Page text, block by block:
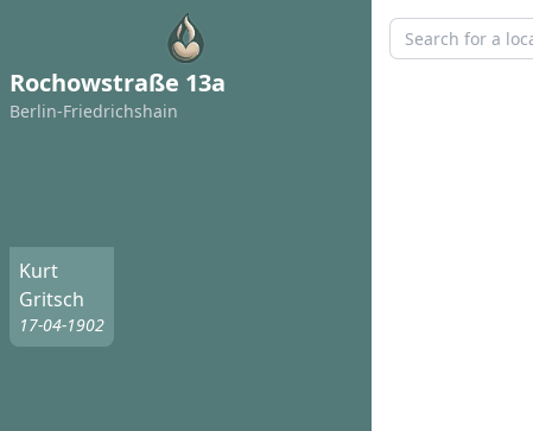
Rochowstraße 13a
Berlin-Friedrichshain
Kurt
Gritsch
17-04-1902